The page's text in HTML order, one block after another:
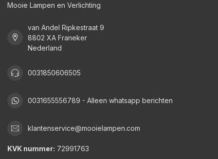
Mooie Lampen en Verlichting
van Andel Ripkestraat 9
8802 XA Franeker
Nederland
0031850606505
0031655556789 - Alleen whatsapp berichten
klantenservice@mooielampen.com
KVK nummer: 72991763